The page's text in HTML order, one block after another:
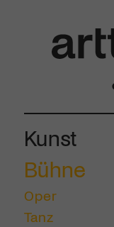
Kunst
Bühne
Oper
Tanz